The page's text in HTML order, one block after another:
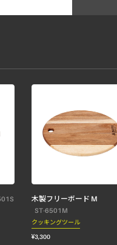
木製フリーボード M
ST-6501M
クッキングツール
¥3,300